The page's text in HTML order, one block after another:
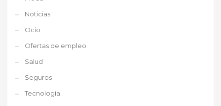
Noticias
Ocio
Ofertas de empleo
Salud
Seguros
Tecnología